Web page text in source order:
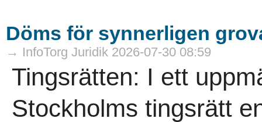
Döms för synnerligen
→ InfoTorg Juridik 2026-07-30 08:59
Tingsrätten: I ett
Stockholms tingsrätt